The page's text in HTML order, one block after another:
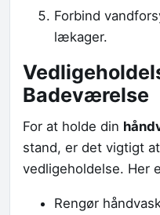
Forbind
lækager.
Badeværelse
For at holde din
stand, er det vigtigt
vedligeholdelse. Her
Rengør